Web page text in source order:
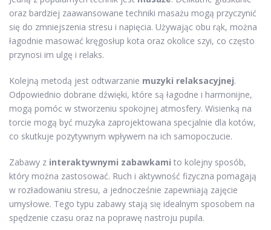
oraz bardziej zaawansowane techniki masażu mogą przyczynić
się do zmniejszenia stresu i napięcia. Używając obu rąk, można
łagodnie masować kręgosłup kota oraz okolice szyi, co często
przynosi im ulgę i relaks.
Kolejną metodą jest odtwarzanie muzyki relaksacyjnej.
Odpowiednio dobrane dźwięki, które są łagodne i harmonijne,
mogą pomóc w stworzeniu spokojnej atmosfery. Wisienką na
torcie mogą być muzyka zaprojektowana specjalnie dla kotów,
co skutkuje pozytywnym wpływem na ich samopoczucie.
Zabawy z interaktywnymi zabawkami to kolejny sposób,
który można zastosować. Ruch i aktywność fizyczna pomagają
w rozładowaniu stresu, a jednocześnie zapewniają zajęcie
umysłowe. Tego typu zabawy stają się idealnym sposobem na
spędzenie czasu oraz na poprawę nastroju pupila.